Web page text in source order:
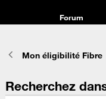
Forum
Mon éligibilité Fibre
Recherchez